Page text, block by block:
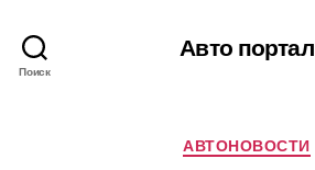
Поиск
Авто портал
Рубрики
АВТОНОВОСТИ